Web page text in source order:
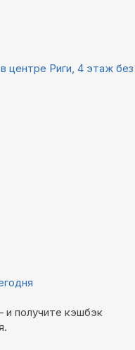
центре Риги, 4 этаж без
и получите кэшбэк